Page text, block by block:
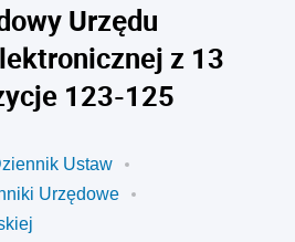
Urzędu
z 13
123-125
Ustaw
Urzędowe